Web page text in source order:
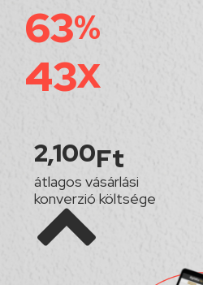
63%
43X
2,100Ft
átlagos vásárlási
konverzió költsége